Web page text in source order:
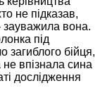
не підказав,
зауважила вона.
під
загиблого бійця,
впізнала сина
дослідження